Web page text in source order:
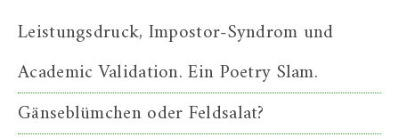
Leistungsdruck, Impostor-Syndrom und
Academic Validation. Ein Poetry Slam.
Gänseblümchen oder Feldsalat?